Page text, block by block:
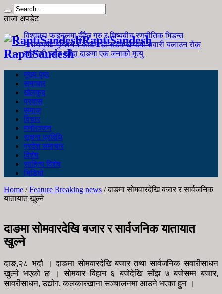
ताजा अपडेट
विश्वकप फाइनलमा हुँदैछ गुरु र शिष्यबीच रणनीतिक भिडन्त
नारायणगढ-मुग्लिन र काठमाडौं सडकखण्डमा सवारी चलाउन रोक
जङ्गली च्याउ खाँदा दाङमा एक जनाको मृत्यु
RaptiSandesh
RaptiSandesh
मुख्य पृष्ठ
समाचार
खेलकुद
प्रवास
समाज
विचार
मनोरञ्जन
सूचना प्रविधि
प्रदेश समाचार
विशेष
साहित्य विशेष
भिडियो
Home /Feature Breaking news /दाङमा सोमवारदेखि बजार र सार्वजनिक
यातायात खुल्ने
दाङमा सोमवारदेखि बजार र सार्वजनिक यातायात
खुल्ने
दाङ,२८ भदौ । दाङमा सोमवारदेखि बजार तथा सार्वजनिक सवारीसाधन
खुल्ने भएको छ । सोमवार विहान ६ बजेदेखि साँझ ७ बजेसम्म बजार,
सावरीसाधन, उद्योग, कलकारखाना सञ्चालनमा आउने भएका हुन ।